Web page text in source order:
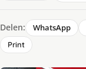
Delen: WhatsApp
Print